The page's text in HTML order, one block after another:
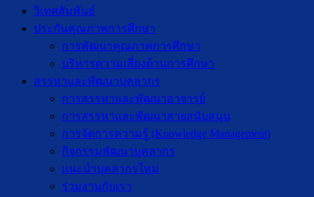
วิเทศสัมพันธ์
ประกันคุณภาพการศึกษา
การพัฒนาคุณภาพการศึกษา
บริหารความเสี่ยงด้านการศึกษา
สรรหาและพัฒนาบุคลากร
การสรรหาและพัฒนาอาจารย์
การสรรหาและพัฒนาสายสนับสนุน
การจัดการความรู้ (Knowledge Management)
กิจกรรมพัฒนาบุคลากร
แนะนำบุคลากรใหม่
ร่วมงานกับเรา